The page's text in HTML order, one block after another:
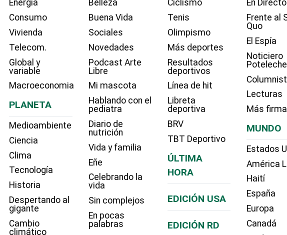
Energía
Consumo
Vivienda
Telecom.
Global y
variable
Macroeconomia
PLANETA
Medioambiente
Ciencia
Clima
Tecnología
Historia
Despertando al
gigante
Cambio
climático
Belleza
Buena Vida
Sociales
Novedades
Podcast Arte
Libre
Mi mascota
Hablando con el
pediatra
Diario de
nutrición
Vida y familia
Eñe
Celebrando la
vida
Sin complejos
En pocas
palabras
Ciclismo
Tenis
Olimpismo
Más deportes
Resultados
deportivos
Línea de hit
Libreta
deportiva
BRV
TBT Deportivo
ÚLTIMA
HORA
EDICIÓN USA
EDICIÓN RD
En Directo
Frente al
Quo
El Espía
Noticiero
Poteleche
Lecturas
Más
MUNDO
Estados
América
Haití
España
Europa
Canadá